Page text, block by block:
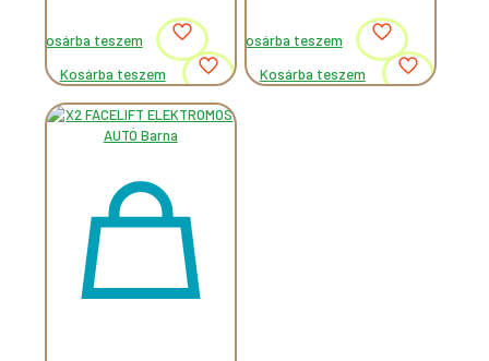
Kosárba teszem
Kosárba teszem
Kosárba teszem
Kosárba teszem